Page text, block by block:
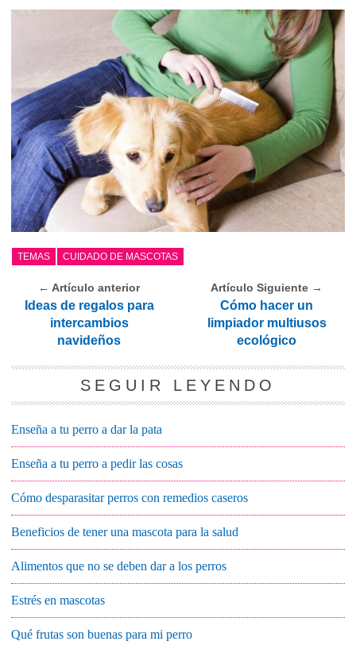
TEMAS CUIDADO DE MASCOTAS
← Artículo anterior
Ideas de regalos para
intercambios
navideños
Artículo Siguiente →
Cómo hacer un
limpiador multiusos
ecológico
SEGUIR LEYENDO
Enseña a tu perro a dar la pata
Enseña a tu perro a pedir las cosas
Cómo desparasitar perros con remedios caseros
Beneficios de tener una mascota para la salud
Alimentos que no se deben dar a los perros
Estrés en mascotas
Qué frutas son buenas para mi perro